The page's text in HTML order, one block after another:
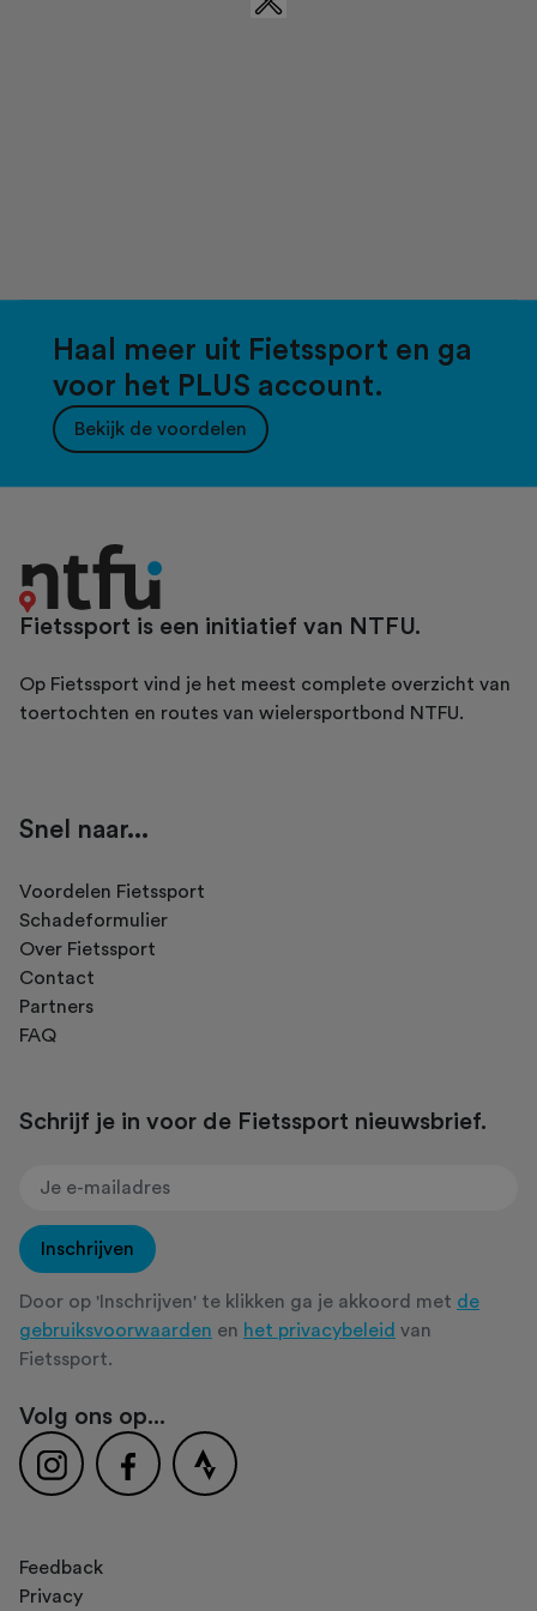
Haal meer uit Fietssport en ga
voor het PLUS account.
Bekijk de voordelen
Fietssport is een initiatief van NTFU.
Op Fietssport vind je het meest complete overzicht van
toertochten en routes van wielersportbond NTFU.
Snel naar...
Voordelen Fietssport
Schadeformulier
Over Fietssport
Contact
Partners
FAQ
Schrijf je in voor de Fietssport nieuwsbrief.
Inschrijven
Door op 'Inschrijven' te klikken ga je akkoord met de
gebruiksvoorwaarden en het privacybeleid van
Fietssport.
Volg ons op...
Feedback
Privacy